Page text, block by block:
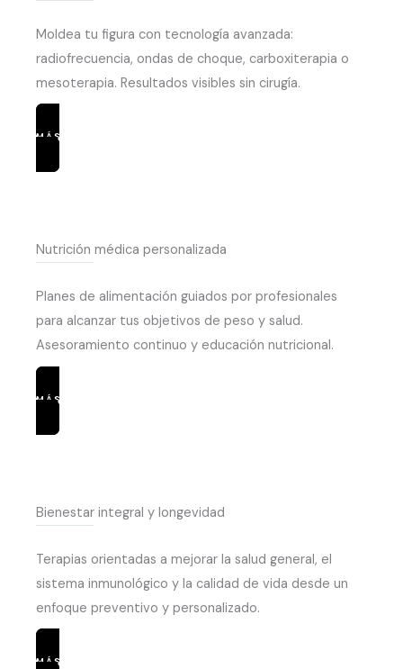
Moldea tu figura con tecnología avanzada:
radiofrecuencia, ondas de choque, carboxiterapia o
mesoterapia. Resultados visibles sin cirugía.
MÁS INFORMACIÓN
Nutrición médica personalizada
Planes de alimentación guiados por profesionales
para alcanzar tus objetivos de peso y salud.
Asesoramiento continuo y educación nutricional.
MÁS INFORMACIÓN
Bienestar integral y longevidad
Terapias orientadas a mejorar la salud general, el
sistema inmunológico y la calidad de vida desde un
enfoque preventivo y personalizado.
MÁS INFORMACIÓN